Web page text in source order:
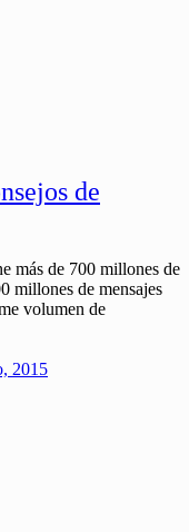
de
más de 700 millones de
millones de mensajes
volumen de
2015